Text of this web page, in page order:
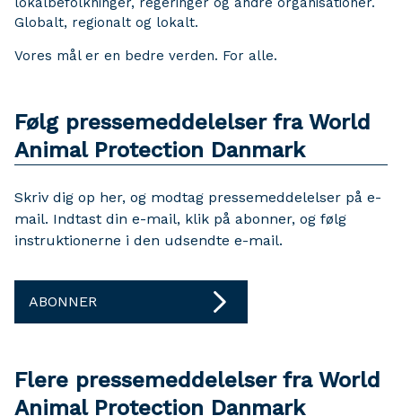
Globalt, regionalt og lokalt.
Vores mål er en bedre verden. For alle.
Følg pressemeddelelser fra World
Animal Protection Danmark
Skriv dig op her, og modtag pressemeddelelser på e-
mail. Indtast din e-mail, klik på abonner, og følg
instruktionerne i den udsendte e-mail.
ABONNER
Flere pressemeddelelser fra World
Animal Protection Danmark